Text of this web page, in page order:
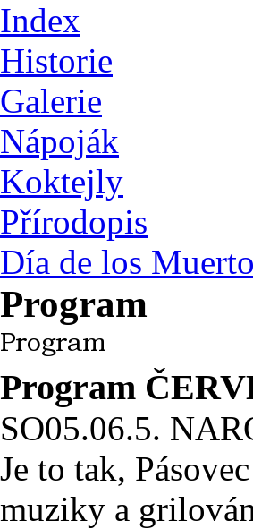
Index
Historie
Galerie
Nápoják
Koktejly
Přírodopis
Día de los
Program
Program
SO05.06.5.
Je to tak,
muziky a